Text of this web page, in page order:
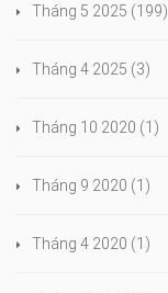
Tháng 5 2025 (199)
Tháng 4 2025 (3)
Tháng 10 2020 (1)
Tháng 9 2020 (1)
Tháng 4 2020 (1)